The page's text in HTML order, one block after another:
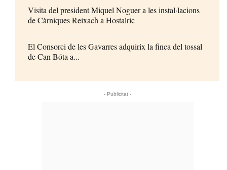
Visita del president Miquel Noguer a les instal·lacions
de Càrniques Reixach a Hostalric
El Consorci de les Gavarres adquirix la finca del tossal
de Can Bóta a...
- Publicitat -